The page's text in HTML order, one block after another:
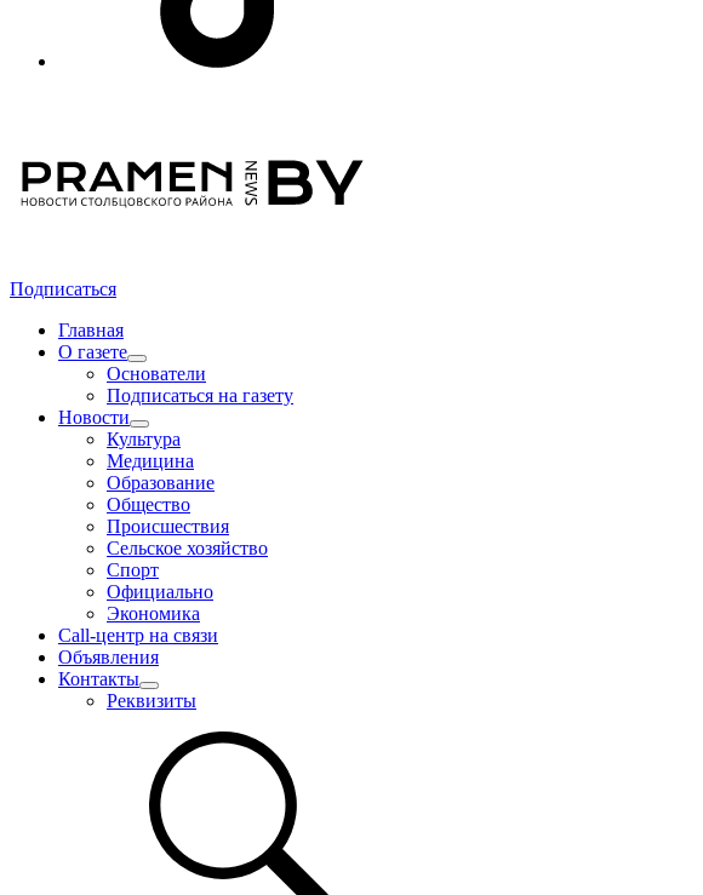
Подписаться
Главная
О газете
Основатели
Подписаться на газету
Новости
Культура
Медицина
Образование
Общество
Происшествия
Сельское хозяйство
Спорт
Официально
Экономика
Call-центр на связи
Объявления
Контакты
Реквизиты